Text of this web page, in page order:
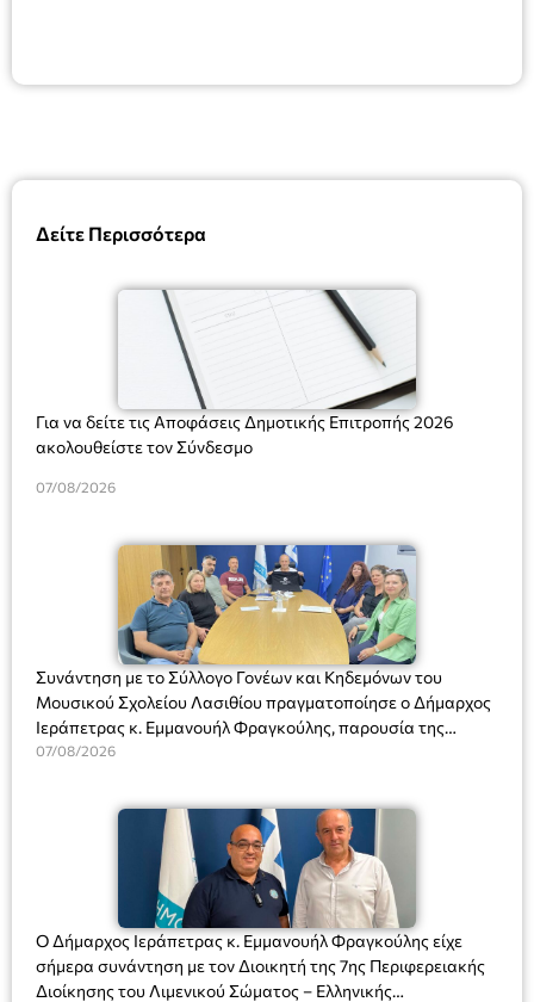
Δείτε Περισσότερα
Για να δείτε τις Αποφάσεις Δημοτικής Επιτροπής 2026
ακολουθείστε τον Σύνδεσμο
07/08/2026
Συνάντηση με το Σύλλογο Γονέων και Κηδεμόνων του
Μουσικού Σχολείου Λασιθίου πραγματοποίησε ο Δήμαρχος
Ιεράπετρας κ. Εμμανουήλ Φραγκούλης, παρουσία της
Διευθύντριας του σχολείου κας Μαριάννας Χαΐτα.
07/08/2026
Ο Δήμαρχος Ιεράπετρας κ. Εμμανουήλ Φραγκούλης είχε
σήμερα συνάντηση με τον Διοικητή της 7ης Περιφερειακής
Διοίκησης του Λιμενικού Σώματος – Ελληνικής